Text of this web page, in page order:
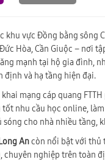
khu vực Đồng bằng sông
Hòa, Cần Giuộc – nơi
mạnh tại hộ gia đình,
định và hạ tầng hiện đại.
khai mạng cáp quang
tốt nhu cầu học online,
cho nhà nhiều tầng,
Ancòn nổi bật với thủ
chuyên nghiệp trên toàn